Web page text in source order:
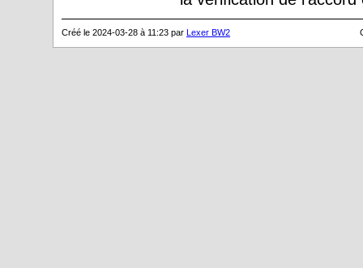
Créé le 2024-03-28 à 11:23 par Lexer BW2